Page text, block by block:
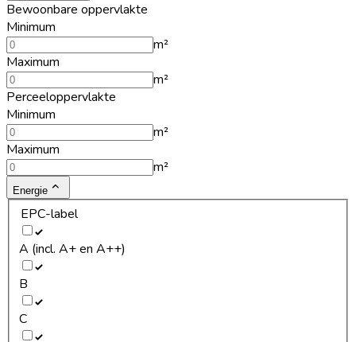
Bewoonbare oppervlakte
Minimum
m²
Maximum
m²
Perceeloppervlakte
Minimum
m²
Maximum
m²
Energie
EPC-label
A (incl. A+ en A++)
B
C